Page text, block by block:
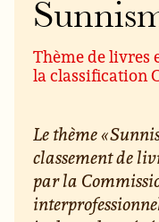
Thème de livres
la classification
Le thème «
classement de
par la